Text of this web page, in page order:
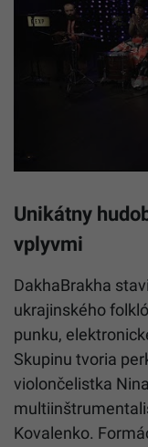
Unikátny
vplyvmi
DakhaBrakha
ukrajinského
punku,
Skupinu tvoria
violončelistka
Kovalenko.